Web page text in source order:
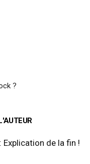
?
Explication de la fin !